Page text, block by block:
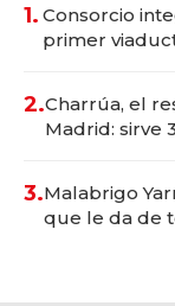
1. Consorcio
primer
2.Charrúa, el
Madrid: sirve
3.Malabrigo
que le da de